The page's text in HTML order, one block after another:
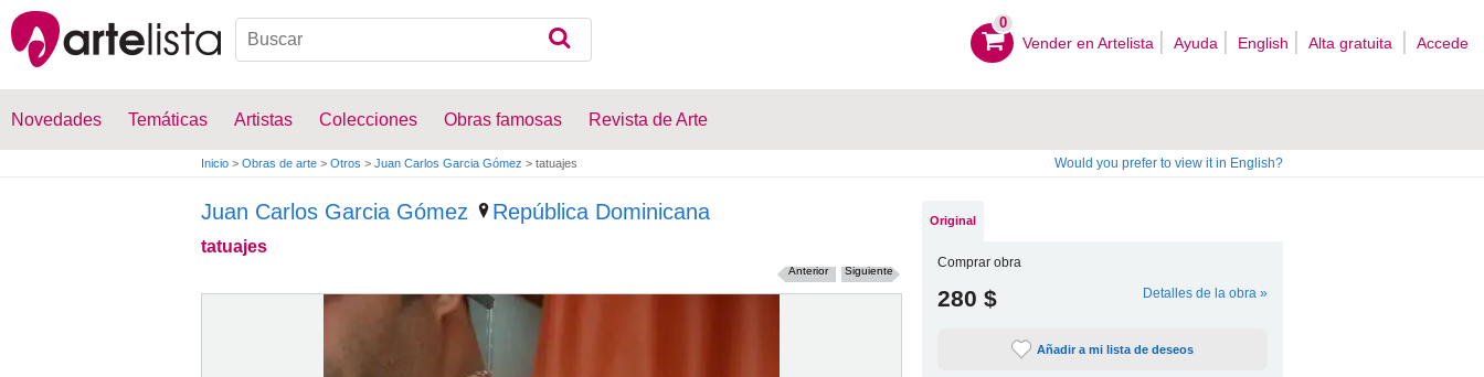
0
Vender en Artelista Ayuda English Alta gratuita Accede
Novedades Temáticas Artistas Colecciones Obras famosas Revista de Arte
Inicio > Obras de arte > Otros > Juan Carlos Garcia Gómez > tatuajes Would you prefer to view it in English?
Juan Carlos Garcia Gómez República Dominicana
tatuajes
Siguiente
Anterior
Original
Comprar obra
280 $ Detalles de la obra »
Añadir a mi lista de deseos